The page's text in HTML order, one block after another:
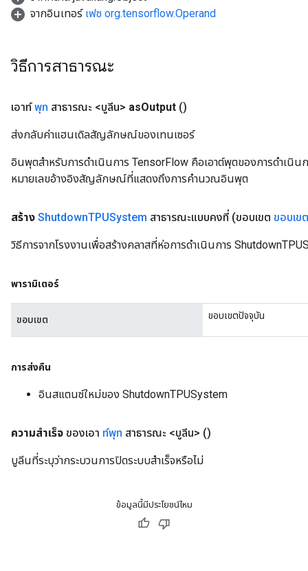
จากอินเทอร์ เฟซ org.tensorflow.Operand
วิธีการสาธารณะ
เอาท์พุท สาธารณะ <บูลีน> asOutput ()
ส่งกลับค่าแฮนเดิลสัญลักษณ์ของเทนเซอร์
อินพุตสำหรับการดำเนินการ TensorFlow คือเอาต์พุตของการดำเนิน
หมายเลขอ้างอิงสัญลักษณ์ที่แสดงถึงการคำนวณอินพุต
สร้าง ShutdownTPUSystem สาธารณะแบบคงที่ (ขอบเขต ขอบเขต
วิธีการจากโรงงานเพื่อสร้างคลาสที่ห่อการดำเนินการ
พารามิเตอร์
ขอบเขต ขอบเขตปัจจุบัน
การส่งคืน
อินสแตนซ์ใหม่ของ ShutdownTPUSystem
ความสำเร็จ ของเอา ท์พุท สาธารณะ <บูลีน> ()
บูลีนที่ระบุว่ากระบวนการปิดระบบสำเร็จหรือไม่
ข้อมูลนี้มีประโยชน์ไหม